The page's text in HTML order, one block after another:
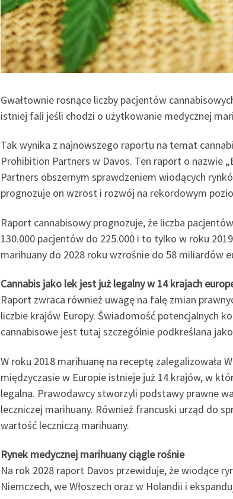
Gwałtownie rosnące liczby pacjentów
istniej fali jeśli chodzi o użytkowanie medycznej
Tak wynika z najnowszego raportu na temat
Prohibition Partners w Davos. Ten raport o nazwie
Partners obszernym sprawdzeniem wiodących
prognozuje on wzrost i rozwój na rekordowym
Raport cannabisowy prognozuje, że liczba
130.000 pacjentów do 225.000 i to tylko w roku
marihuany do 2028 roku wzrośnie do 58 miliardów
Cannabis jako lek jest już legalny w 14 krajach
Raport zwraca również uwagę na falę zmian
liczbie krajów Europy. Świadomość potencjalnych
cannabisowe jest tutaj szczególnie podkreślana
W roku 2018 marihuanę na receptę zalegalizowała
międzyczasie w Europie istnieje już 14 krajów, w
legalna. Prawodawcy stworzyli podstawy prawne
leczniczej marihuany. Również francuski urząd do
wartość leczniczą marihuany.
Rynek medycznej marihuany ciągle rośnie
Na rok 2028 raport Davos przewiduje, że wiodące
Niemczech, we Włoszech oraz w Holandii i